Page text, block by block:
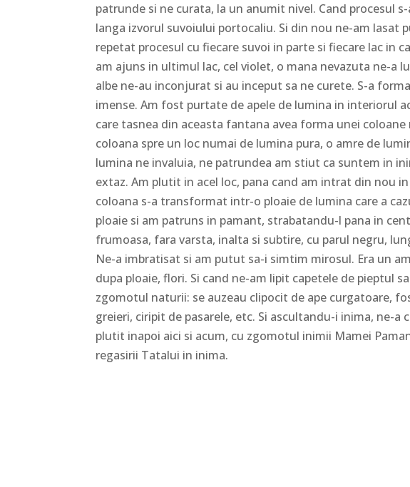
patrunde si ne curata, la un anumit nivel. Cand procesul
langa izvorul suvoiului portocaliu. Si din nou ne-am lasat
repetat procesul cu fiecare suvoi in parte si fiecare lac in
am ajuns in ultimul lac, cel violet, o mana nevazuta ne-a
albe ne-au inconjurat si au inceput sa ne curete. S-a
imense. Am fost purtate de apele de lumina in interiorul
care tasnea din aceasta fantana avea forma unei
coloana spre un loc numai de lumina pura, o amre de
lumina ne invaluia, ne patrundea am stiut ca suntem in
extaz. Am plutit in acel loc, pana cand am intrat din nou
coloana s-a transformat intr-o ploaie de lumina care a
ploaie si am patruns in pamant, strabatandu-l pana in
frumoasa, fara varsta, inalta si subtire, cu parul negru,
Ne-a imbratisat si am putut sa-i simtim mirosul. Era un
dupa ploaie, flori. Si cand ne-am lipit capetele de pieptul
zgomotul naturii: se auzeau clipocit de ape curgatoare,
greieri, ciripit de pasarele, etc. Si ascultandu-i inima, ne-a
plutit inapoi aici si acum, cu zgomotul inimii Mamei
regasirii Tatalui in inima.